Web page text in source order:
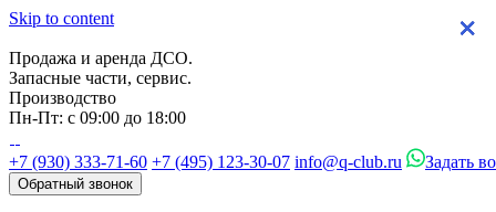
Skip to content
Продажа и аренда ДСО.
Запасные части, сервис.
Производство
Пн-Пт: с 09:00 до 18:00
+7 (930) 333-71-60 +7 (495) 123-30-07 info@q-club.ru Задать
Обратный звонок
×
×
×
×